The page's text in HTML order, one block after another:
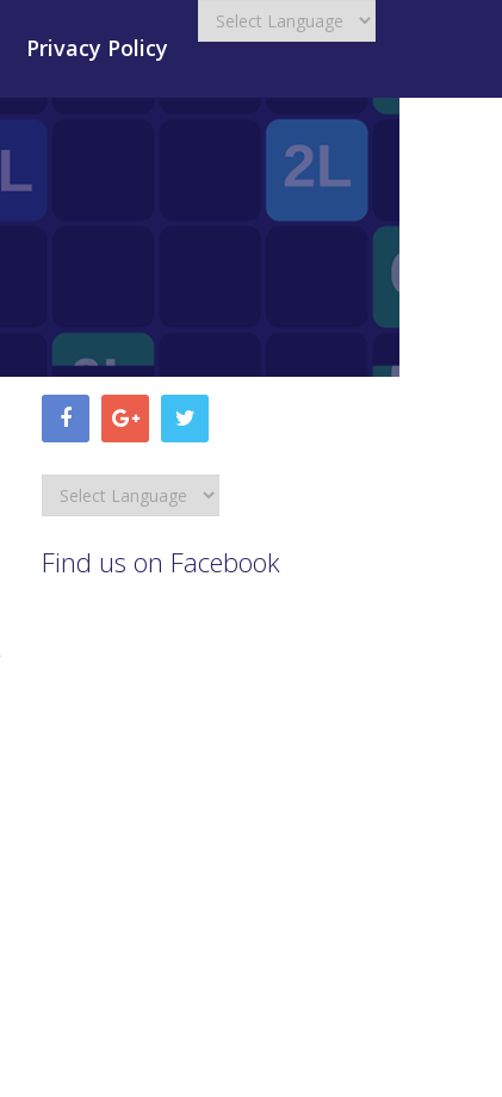
Privacy Policy
Find us on Facebook